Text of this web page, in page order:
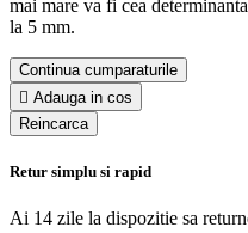
mai mare va fi cea
la 5 mm.
Continua cumparaturile
 Adauga in cos
Retur simplu si rapid
Ai 14 zile la dispozitie sa